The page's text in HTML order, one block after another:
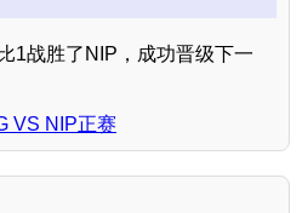
1战胜了NIP，成功晋级下一
VS NIP正赛